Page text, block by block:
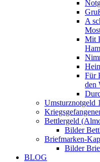
A
Mit
Für
den
Umsturznotgeld
Bettlergeld
Bilder
Briefmarken-
Bilder
BLOG